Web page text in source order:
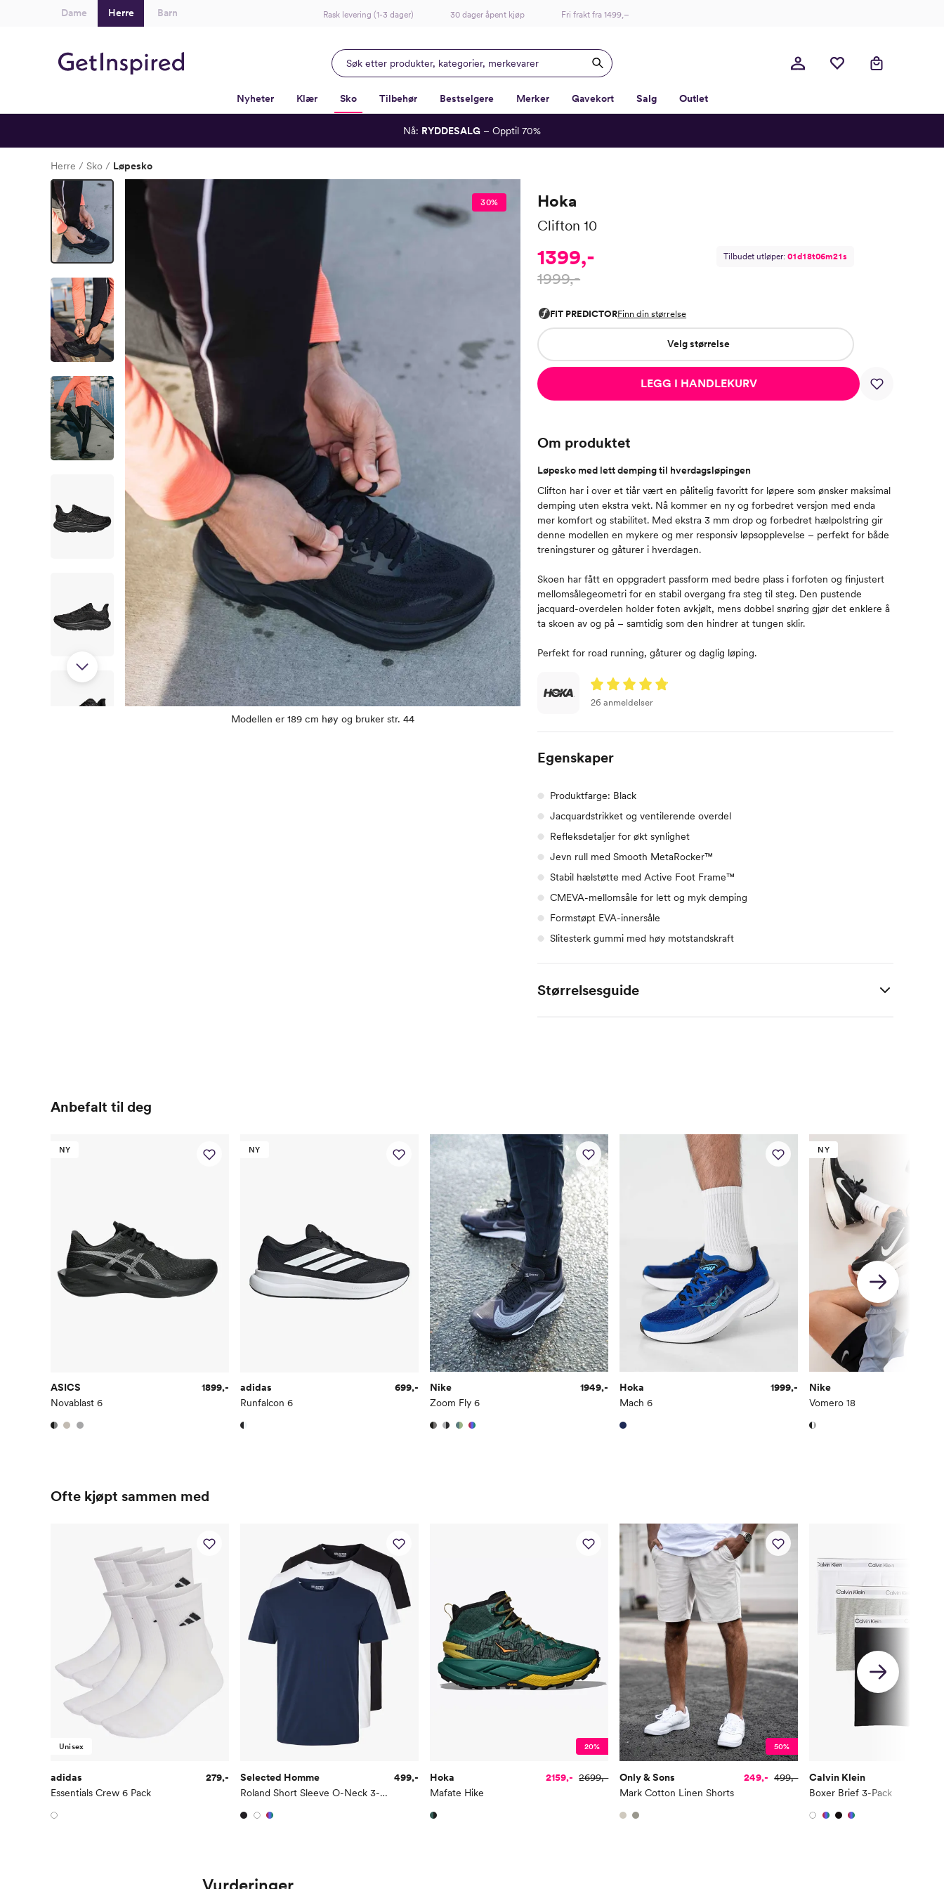
Dame Herre Barn Rask levering (1-3 dager) 30 dager åpent kjøp Fri frakt fra 1499,–
Nyheter Klær Sko Tilbehør Bestselgere Merker Gavekort Salg Outlet
Herre Sko Løpesko
30%
Modellen er 189 cm høy og bruker str. 44
Hoka
Clifton 10
1399,-
1999,-
Tilbudet utløper: 01d 18t06m20s
Velg størrelse
LEGG I HANDLEKURV
Om produktet
Løpesko med lett demping til hverdagsløpingen
Clifton har i over et tiår vært en pålitelig favoritt for løpere som ønsker maksimal
demping uten ekstra vekt. Nå kommer en ny og forbedret versjon med enda
mer komfort og stabilitet. Med ekstra 3 mm drop og forbedret hælpolstring gir
denne modellen en mykere og mer responsiv løpsopplevelse – perfekt for både
treningsturer og gåturer i hverdagen.
Skoen har fått en oppgradert passform med bedre plass i forfoten og finjustert
mellomsålegeometri for en stabil overgang fra steg til steg. Den pustende
jacquard-overdelen holder foten avkjølt, mens dobbel snøring gjør det enklere å
ta skoen av og på – samtidig som den hindrer at tungen sklir.
Perfekt for road running, gåturer og daglig løping.
26 anmeldelser
Egenskaper
Produktfarge: Black
Jacquardstrikket og ventilerende overdel
Refleksdetaljer for økt synlighet
Jevn rull med Smooth MetaRocker™
Stabil hælstøtte med Active Foot Frame™
CMEVA-mellomsåle for lett og myk demping
Formstøpt EVA-innersåle
Slitesterk gummi med høy motstandskraft
Størrelsesguide
42 2/3
43 1/3 9 9.5
9.5
44 2/3 10
45 1/3 10.5
46 28.5 11
Anbefalt til deg
NY
ASICS
Novablast 6
1899,-
NY
adidas
Runfalcon 6
699,-
Nike
Zoom Fly 6
1949,-
Hoka
Mach 6
1999,-
NY
Nike
Vomero 18
Ofte kjøpt sammen med
Unisex
adidas
Essentials Crew 6 Pack
279,-
Selected Homme
Roland Short Sleeve O-Neck 3-Pack Tee
499,-
20%
Hoka
Mafate Hike
2159,- 2699,-
50%
Only & Sons
Mark Cotton Linen Shorts
249,- 499,-
Calvin Klein
Boxer Brief 3-Pack
Nå: RYDDESALG – Opptil 70%
-
-
-
-